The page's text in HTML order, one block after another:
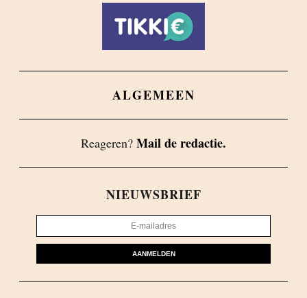
ALGEMEEN
Reageren? Mail de redactie.
NIEUWSBRIEF
AANMELDEN